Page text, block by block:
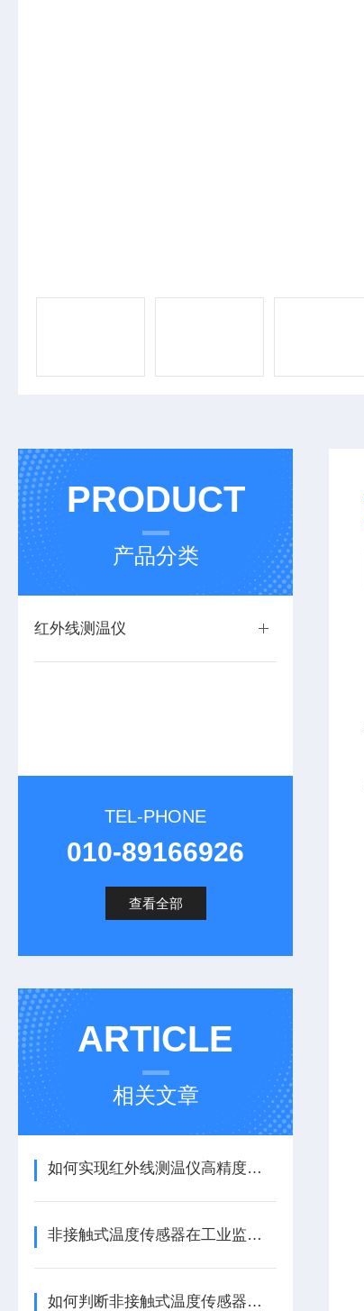
PRODUCT
产品分类
红外线测温仪
TEL-PHONE
010-89166926
查看全部
ARTICLE
相关文章
如何实现红外线测温仪高精度测量
非接触式温度传感器在工业监测中的应用
如何判断非接触式温度传感器的好与坏